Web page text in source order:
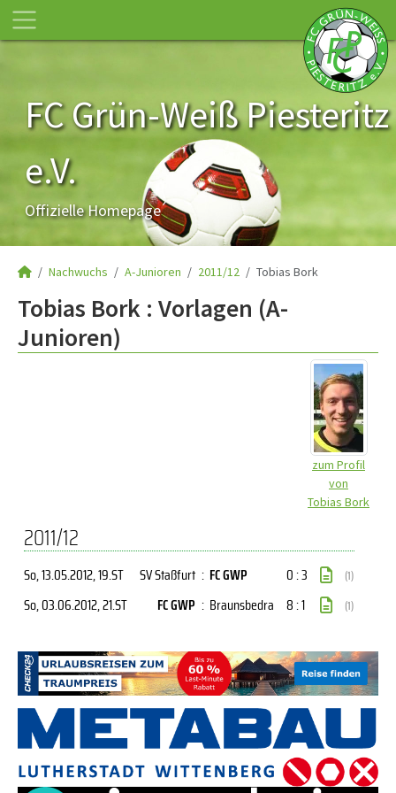
FC Grün-Weiß Piesteritz
e.V.
Offizielle Homepage
Nachwuchs A-Junioren 2011/12 Tobias Bork
Tobias Bork : Vorlagen (A-
Junioren)
zum Profil
von
Tobias Bork
2011/12
So, 13.05.2012, 19.ST SV Staßfurt : FC GWP 0 : 3 (1)
So, 03.06.2012, 21.ST FC GWP : Braunsbedra 8 : 1 (1)